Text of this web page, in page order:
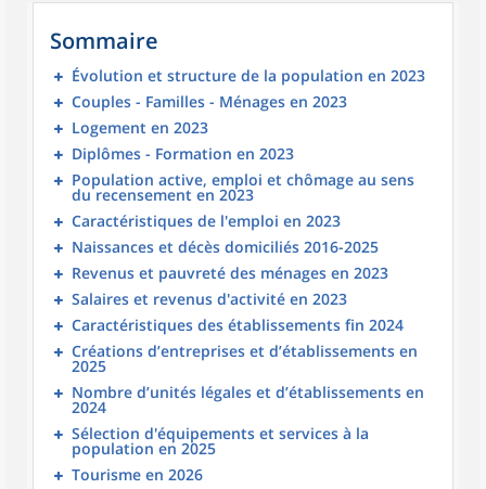
Sommaire
Évolution et structure de la population en 2023
Couples - Familles - Ménages en 2023
Logement en 2023
Diplômes - Formation en 2023
Population active, emploi et chômage au sens
du recensement en 2023
Caractéristiques de l'emploi en 2023
Naissances et décès domiciliés 2016-2025
Revenus et pauvreté des ménages en 2023
Salaires et revenus d'activité en 2023
Caractéristiques des établissements fin 2024
Créations d’entreprises et d’établissements en
2025
Nombre d’unités légales et d’établissements en
2024
Sélection d'équipements et services à la
population en 2025
Tourisme en 2026